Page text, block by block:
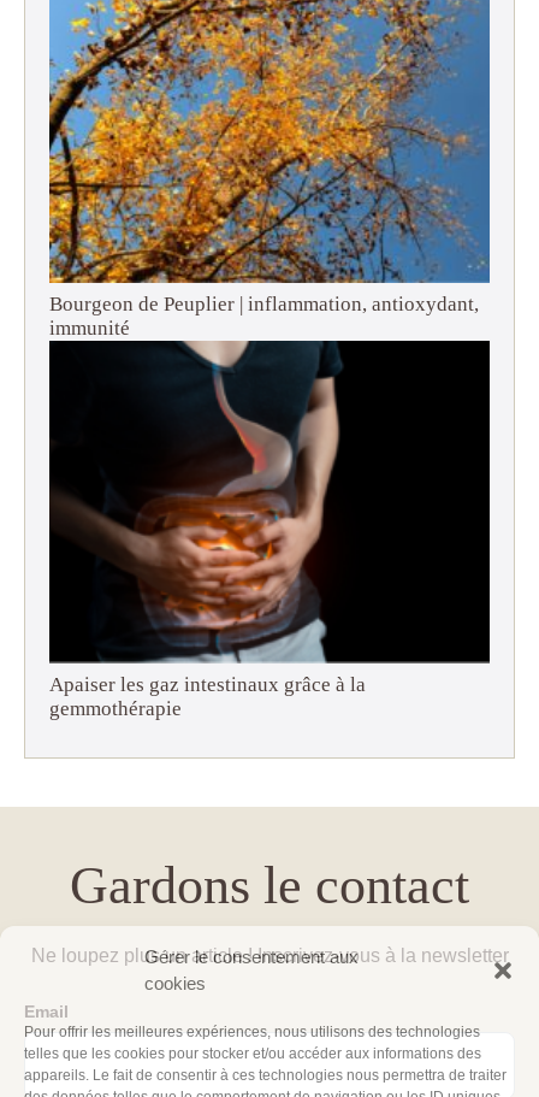
Gérer le consentement aux
cookies
Pour offrir les meilleures expériences, nous utilisons des technologies
telles que les cookies pour stocker et/ou accéder aux informations des
appareils. Le fait de consentir à ces technologies nous permettra de traiter
Bourgeon de Peuplier | inflammation, antioxydant,
immunité
Apaiser les gaz intestinaux grâce à la
gemmothérapie
Gardons le contact
Ne loupez plus un article ! Inscrivez-vous à la newsletter
Email